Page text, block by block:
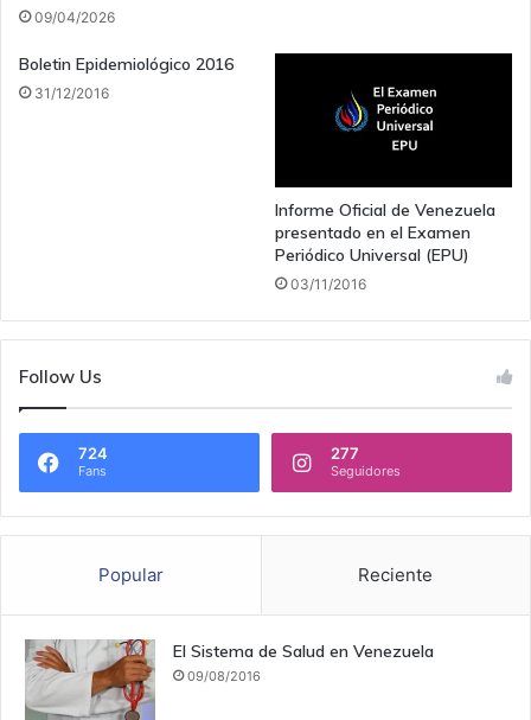
09/04/2026
Boletin Epidemiológico 2016
31/12/2016
Informe Oficial de Venezuela
presentado en el Examen
Periódico Universal (EPU)
03/11/2016
Follow Us
724
Fans
277
Seguidores
Popular Reciente
El Sistema de Salud en Venezuela
09/08/2016